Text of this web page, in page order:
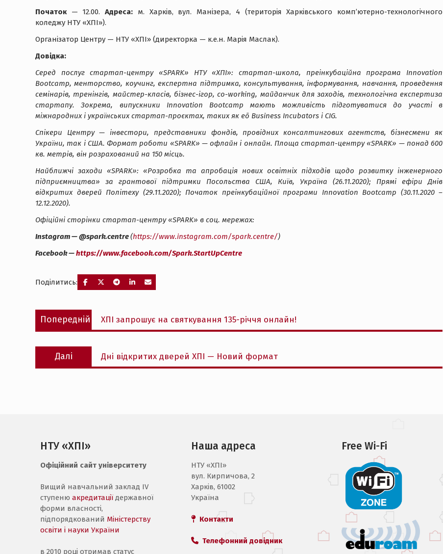
Початок— 12.00.Адреса: м. Харків, вул. Манізера, 4 (територія Харківського комп’ютерно-технологічного
коледжу НТУ «ХПІ»).
Організатор Центру — НТУ «ХПІ» (директорка — к.е.н. Марія Маслак).
Довідка:
Серед послуг стартап-центру «SPARK» НТУ «ХПІ»: стартап-школа, преінкубаційна програма Innovation
Bootcamp, менторство, коучинг, експертна підтримка, консультування, інформування, навчання, проведення
семінарів, тренінгів, майстер-класів, бізнес-ігор, co-working, майданчик для заходів, технологічна експертиза
стартапу. Зокрема, випускники Innovation Bootcamp мають можливість підготуватися до участі в
міжнародних і українських стартап-проєктах, таких як eō Business Incubators і CIG.
Спікери Центру — інвестори, представники фондів, провідних консалтингових агентств, бізнесмени як
України, так і США. Формат роботи «SPARK» — офлайн і онлайн. Площа стартап-центру «SPARK» — понад 600
кв. метрів, він розрахований на 150 місць.
Найближчі заходи «SPARK»: «Розробка та апробація нових освітніх підходів щодо розвитку інженерного
підприємництва» за грантової підтримки Посольства США, Київ, Україна (26.11.2020); Прямі ефіри Днів
відкритих дверей Політеху (29.11.2020); Початок преінкубаційної програми Innovation Bootcamp (30.11.2020 –
12.12.2020).
Офіційні сторінки стартап-центру «SPARK» в соц. мережах:
Instagram — @spark.centre(https://www.instagram.com/spark.centre/)
Facebook —https://www.facebook.com/Spark.StartUpCentre
Поділитись:
Навігація
записів
Попередній
Попередній
запис:
ХПІ запрошує на святкування 135-річчя онлайн!
Далі
Наступний
запис:
Дні відкритих дверей ХПІ — Новий формат
НТУ «ХПІ»
Офіційний сайт університету
Вищий навчальний заклад IV
ступеню акредитації державної
форми власності,
підпорядкований Міністерству
освіти і науки України
в 2010 році отримав статус
Наша адреса
НТУ «ХПI»
вул. Кирпичова, 2
Харків, 61002
Україна
Контакти
Телефонний довідник
Free Wi-Fi